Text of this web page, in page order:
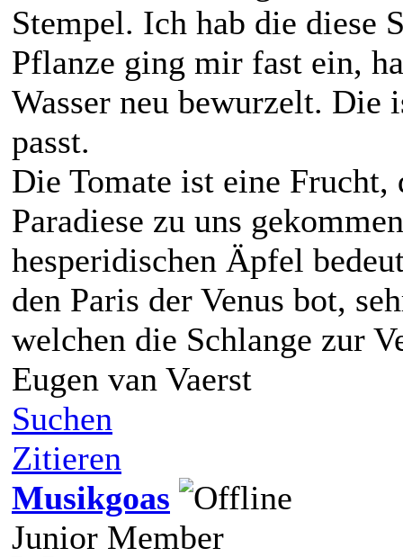
Stempel. Ich hab die diese
Pflanze ging mir fast ein,
Wasser neu bewurzelt. Die
passt.
Die Tomate ist eine
Paradiese zu uns
hesperidischen Äpfel
den Paris der Venus bot,
welchen die Schlange zur
Eugen van Vaerst
Suchen
Zitieren
Musikgoas
Junior Member